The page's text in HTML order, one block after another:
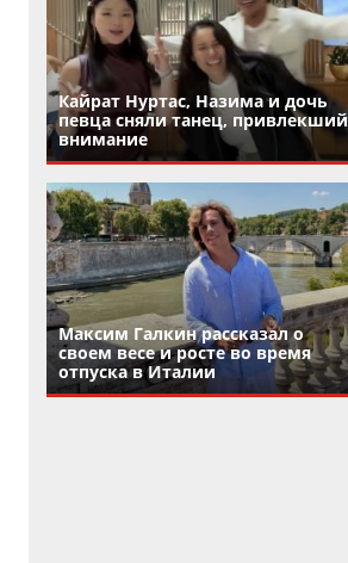
Кайрат Нуртас, Назима и дочь
певца сняли танец, привлекший
внимание
Максим Галкин рассказал о
своем весе и росте во время
отпуска в Италии